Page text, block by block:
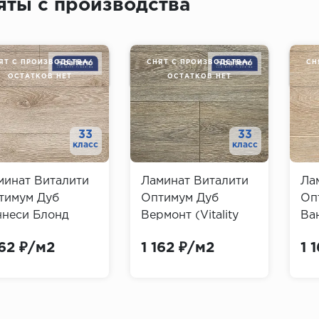
с производства
33
класс
С ПРОИЗВОДСТВА/
ОСТАТКОВ НЕТ
Виталити
Дуб
Блонд
₽/м2
33
класс
СНЯТ С ПРОИЗВОДСТВА/
ОСТАТКОВ НЕТ
Ламинат Виталити
Оптимум Дуб
Вермонт (Vitality
1 162 ₽/м2 1